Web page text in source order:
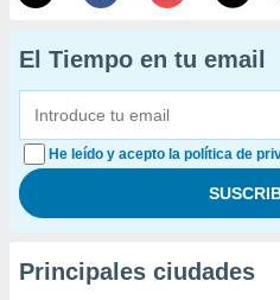
El Tiempo en tu email
He leído y acepto la política de
Principales ciudades